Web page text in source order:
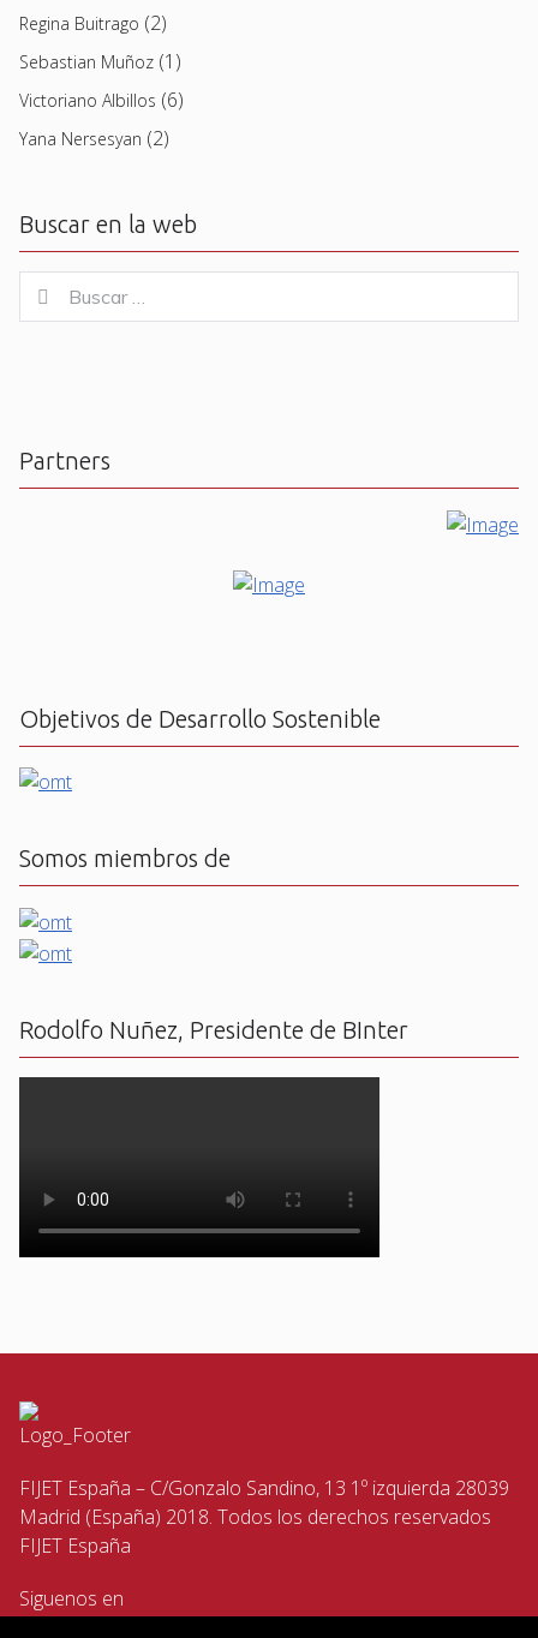
Regina Buitrago (2)
Sebastian Muñoz (1)
Victoriano Albillos (6)
Yana Nersesyan (2)
Buscar en la web
for:
Buscar
Partners
Objetivos de Desarrollo Sostenible
Somos miembros de
Rodolfo Nuñez, Presidente de BInter
FIJET España – C/Gonzalo Sandino, 13 1º izquierda 28039
Madrid (España) 2018. Todos los derechos reservados
FIJET España
Siguenos en